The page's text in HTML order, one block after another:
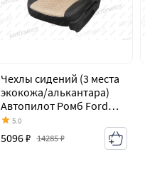
Чехлы сидений (3 места
экокожа/алькантара)
Автопилот Ромб Ford
Transit
цельнометаллический
фургон (2006-2014)
5.0
5096 ₽ 14285 ₽